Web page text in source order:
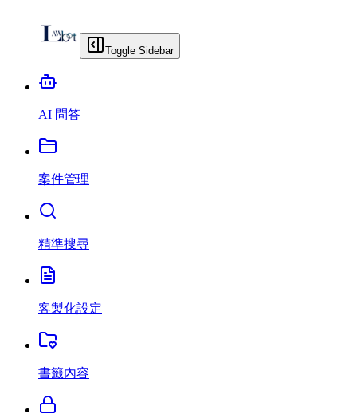
Toggle Sidebar
AI 問答
案件管理
精準搜尋
客製化設定
書籤內容